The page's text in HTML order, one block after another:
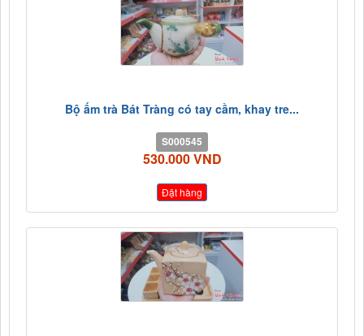
Bộ ấm trà Bát Tràng có tay cầm, khay tre...
S000545
530.000 VND
Đặt hàng